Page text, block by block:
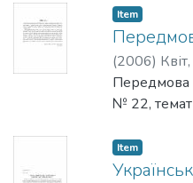
навчання і
пропозиції
Поряд з
принципами
експертів,
Item
(2006)
Передмова
№ 22,
Item